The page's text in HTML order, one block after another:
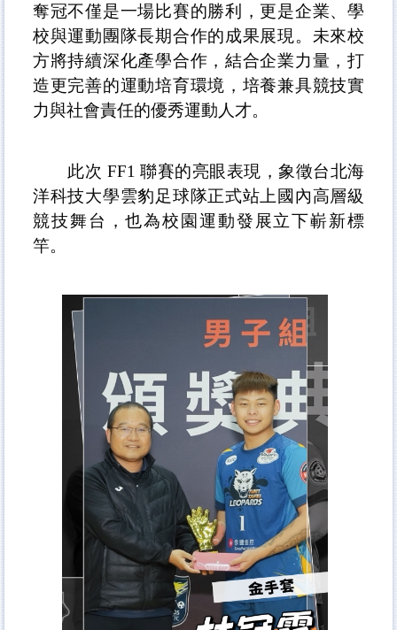
奪冠不僅是一場比賽的勝利，更是企業、學
校與運動團隊長期合作的成果展現。未來校
方將持續深化產學合作，結合企業力量，打
造更完善的運動培育環境，培養兼具競技實
力與社會責任的優秀運動人才。
此次 FF1 聯賽的亮眼表現，象徵台北海
洋科技大學雲豹足球隊正式站上國內高層級
競技舞台，也為校園運動發展立下嶄新標
竿。